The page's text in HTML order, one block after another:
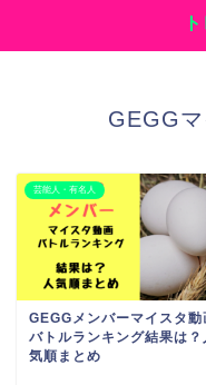
GEGG
芸能人・有名人
GEGGメンバーマイスタ動
バトルランキング結果は？
気順まとめ